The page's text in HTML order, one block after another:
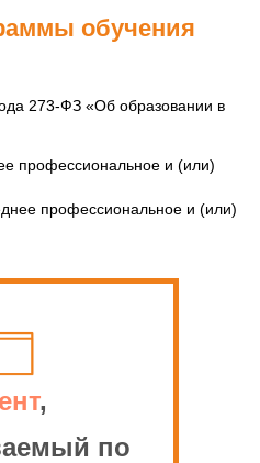
обучения
273-ФЗ «Об образовании в
профессиональное и (или)
профессиональное и (или)
,
по